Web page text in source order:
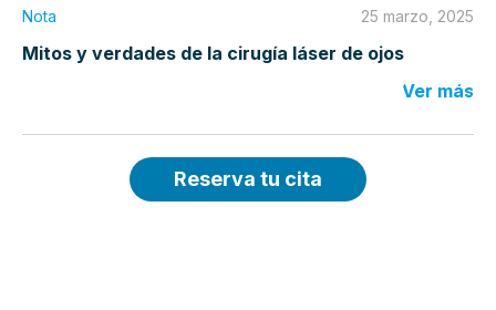
Nota 25 marzo, 2025
Mitos y verdades de la cirugía láser de ojos
Ver más
Reserva tu cita